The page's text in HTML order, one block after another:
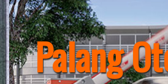
Palang